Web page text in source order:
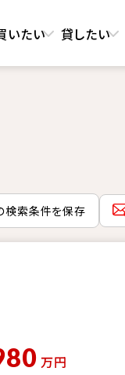
いたい 貸したい
検索条件を保存
万円